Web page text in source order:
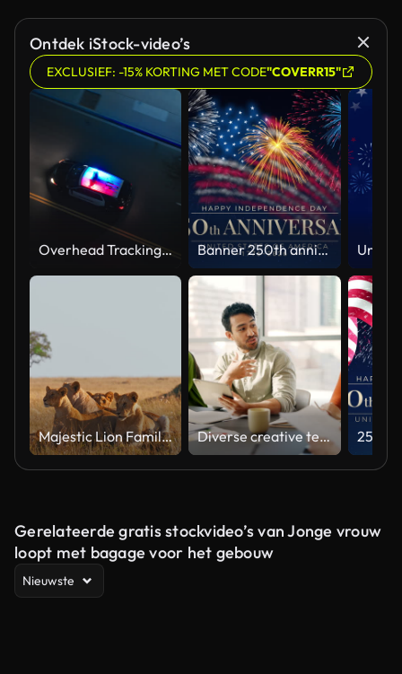
Ontdek iStock-video’s
EXCLUSIEF: -15% KORTING MET CODE"COVERR15"
Overhead Tracking Drone Shot of a Police Car Driving on a City Street with Lights On at Night Banner 250th anniversary of the USA. 250 years of independence. 4th of july 2026 usa independence day, video greeting card. US flag fireworks on blue sky background. Fourth of july. 4k seamless loop
Majestic Lion Family Relaxing in Natural Habitat Under Soft Light Diverse creative team collaborating on a marketing strategy in an office meeting
Gerelateerde gratis stockvideo’s van Jonge vrouw
loopt met bagage voor het gebouw
Nieuwste